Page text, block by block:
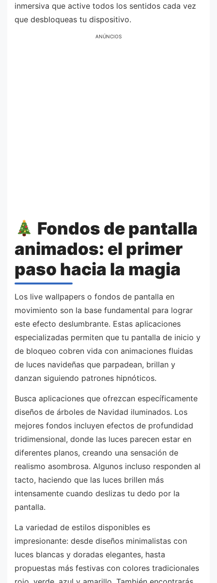
inmersiva que active todos los sentidos cada vez
que desbloqueas tu dispositivo.
ANÚNCIOS
Fondos de pantalla
animados: el primer
paso hacia la magia
Los live wallpapers o fondos de pantalla en
movimiento son la base fundamental para lograr
este efecto deslumbrante. Estas aplicaciones
especializadas permiten que tu pantalla de inicio y
de bloqueo cobren vida con animaciones fluidas
de luces navideñas que parpadean, brillan y
danzan siguiendo patrones hipnóticos.
Busca aplicaciones que ofrezcan específicamente
diseños de árboles de Navidad iluminados. Los
mejores fondos incluyen efectos de profundidad
tridimensional, donde las luces parecen estar en
diferentes planos, creando una sensación de
realismo asombrosa. Algunos incluso responden al
tacto, haciendo que las luces brillen más
intensamente cuando deslizas tu dedo por la
pantalla.
La variedad de estilos disponibles es
impresionante: desde diseños minimalistas con
luces blancas y doradas elegantes, hasta
propuestas más festivas con colores tradicionales